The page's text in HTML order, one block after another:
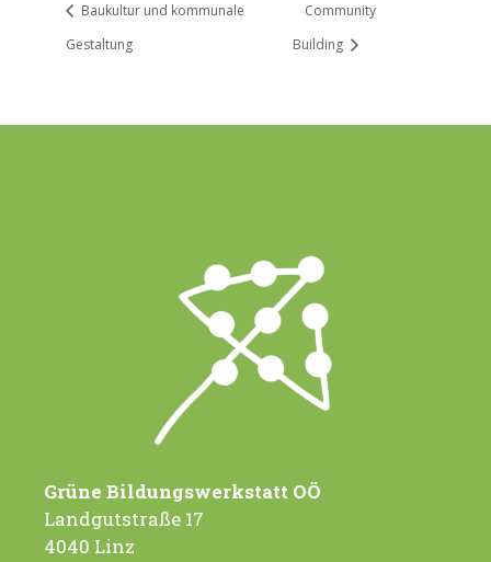
Baukultur und kommunale
Gestaltung
Community
Building
Grüne Bildungswerkstatt OÖ
Landgutstraße 17
4040 Linz